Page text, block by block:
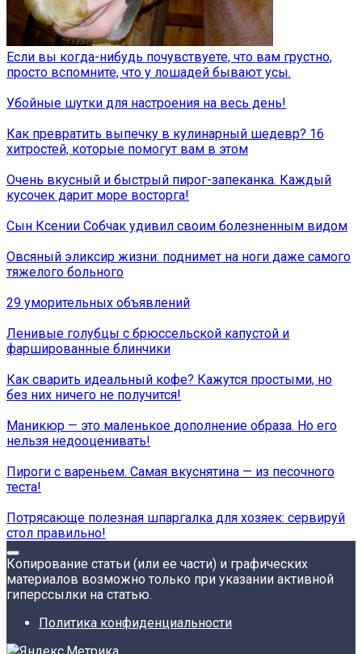
Если вы когда-нибудь почувствуете, что вам грустно,
просто вспомните, что у лошадей бывают усы.
Убойные шутки для настроения на весь день!
Как превратить выпечку в кулинарный шедевр? 16
хитростей, которые помогут вам в этом
Очень вкусный и быстрый пирог-запеканка. Каждый
кусочек дарит море восторга!
Сын Ксении Собчак удивил своим болезненным видом
Овсяный эликсир жизни: поднимет на ноги даже самого
тяжелого больного
29 уморительных объявлений
Ленивые голубцы с брюссельской капустой и
фаршированные блинчики
Как сварить идеальный кофе? Кажутся простыми, но
без них ничего не получится!
Маникюр — это маленькое дополнение образа. Но его
нельзя недооценивать!
Пироги с вареньем. Самая вкуснятина — из песочного
теста!
Потрясающе полезная шпаргалка для хозяек: сервируй
стол правильно!
Копирование статьи (или ее части) и графических
материалов возможно только при указании активной
гиперссылки на статью.
Политика конфиденциальности